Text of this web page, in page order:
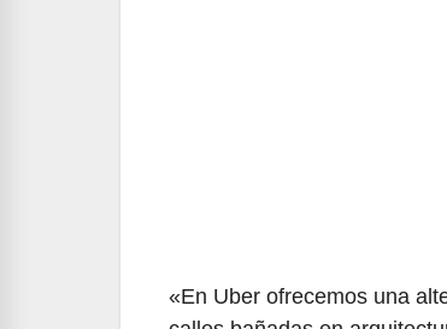
«En Uber ofrecemos una